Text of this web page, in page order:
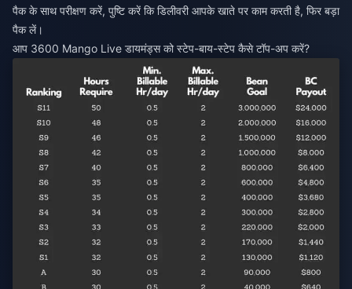
पैक के साथ परीक्षण करें, पुष्टि करें कि डिलीवरी आपके खाते पर काम करती है, फिर बड़ा
पैक लें।
आप 3600 Mango Live डायमंड्स को स्टेप-बाय-स्टेप कैसे टॉप-अप करें?